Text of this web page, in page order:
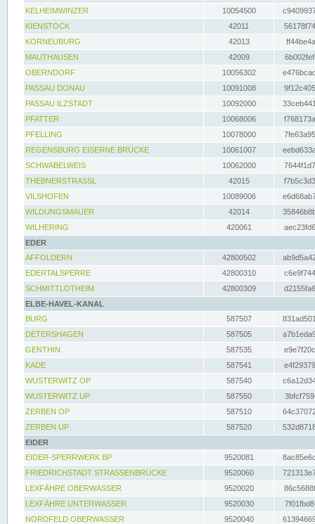
KELHEIMWINZER
10054500
KIENSTOCK
42011
KORNEUBURG
42013
MAUTHAUSEN
42009
OBERNDORF
10056302
PASSAU DONAU
10091008
PASSAU ILZSTADT
10092000
PFATTER
10068006
PFELLING
10078000
REGENSBURG EISERNE BRÜCKE
10061007
SCHWABELWEIS
10062000
THEBNERSTRASSL
42015
VILSHOFEN
10089006
WILDUNGSMAUER
42014
WILHERING
420061
EDER
AFFOLDERN
42800502
EDERTALSPERRE
42800310
SCHMITTLOTHEIM
42800309
ELBE-HAVEL-KANAL
BURG
587507
DETERSHAGEN
587505
GENTHIN
587535
KADE
587541
WUSTERWITZ OP
587540
WUSTERWITZ UP
587550
ZERBEN OP
587510
ZERBEN UP
587520
EIDER
EIDER-SPERRWERK BP
9520081
FRIEDRICHSTADT STRASSENBRÜCKE
9520060
LEXFÄHRE OBERWASSER
9520020
LEXFÄHRE UNTERWASSER
9520030
NORDFELD OBERWASSER
9520040